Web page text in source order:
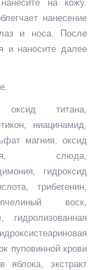
на кожу.
нанесение
и носа. После
и наносите далее
титана,
ниацинамид,
магния, оксид
слюда,
гидроксид
трибегенин,
воск,
гидролизованная
пуповинной крови
яблока, экстракт